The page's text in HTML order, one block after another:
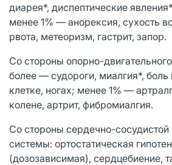
диарея*, диспептические
менее 1% — анорексия, сухость
рвота, метеоризм, гастрит, запор.
Со стороны опорно-
более — судороги, миалгия*, боль
клетке, ногах; менее 1% —
колене, артрит, фибромиалгия.
Со стороны сердечно-сосудистой
системы: ортостатическая
(дозозависимая), сердцебиение,